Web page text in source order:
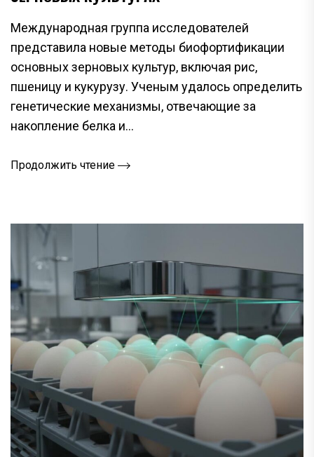
Международная группа исследователей
представила новые методы биофортификации
основных зерновых культур, включая рис,
пшеницу и кукурузу. Ученым удалось определить
генетические механизмы, отвечающие за
накопление белка и...
Продолжить чтение